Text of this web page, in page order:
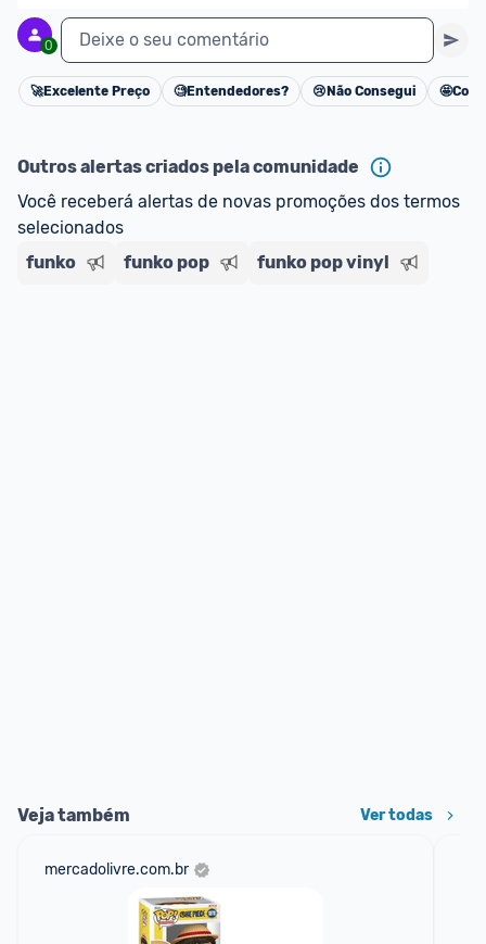
0 Deixe o seu comentário
Cancelar
🚀Excelente Preço 🧐Entendedores? 😢 Não Consegui 🤩
Outros alertas criados pela comunidade
Você receberá alertas de novas promoções dos termos
selecionados
funko
funko pop funko pop vinyl
Veja também Ver todas
mercadolivre.com.br